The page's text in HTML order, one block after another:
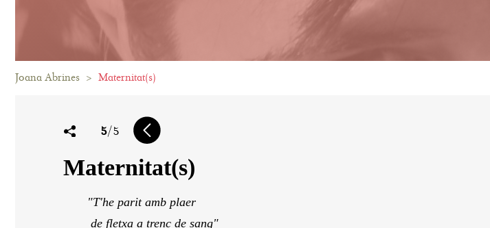
Joana Abrines > Maternitat(s)
5/5
Maternitat(s)
"T'he parit amb plaer
de fletxa a trenc de sang"